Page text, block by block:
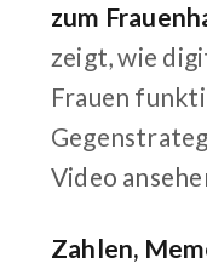
zum
zeigt, wie
Frauen
Video
Zahlen,